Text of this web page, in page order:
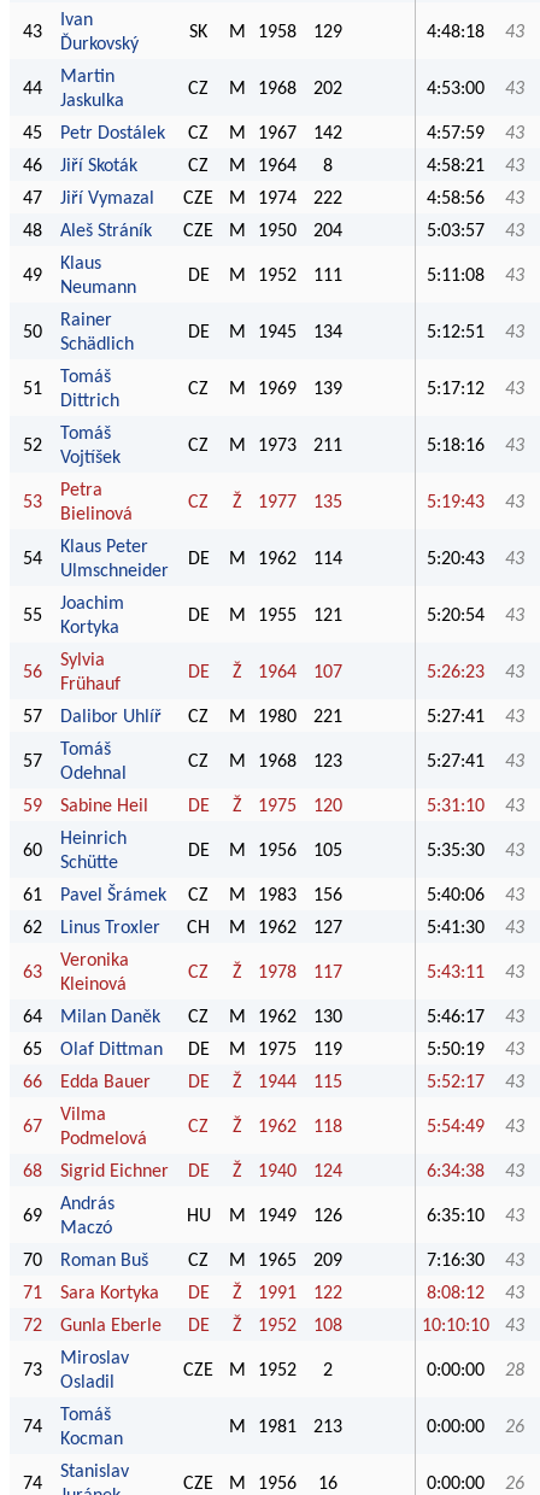
43
Ivan
Ďurkovský
SK M 1958 129 4:48:18 43
44
Martin
Jaskulka
CZ M 1968 202 4:53:00 43
45 Petr Dostálek CZ M 1967 142 4:57:59
43
46
Jiří Skoták CZ M 1964 8 4:58:21
43
47
Jiří Vymazal CZE M 1974 222 4:58:56
43
48
Aleš Stráník CZE M 1950 204 5:03:57 43
49
Klaus
Neumann
DE M 1952 111 5:11:08 43
50
Rainer
Schädlich
DE M 1945 134 5:12:51 43
51
Tomáš
Dittrich
CZ M 1969 139 5:17:12 43
52
Tomáš
Vojtíšek
CZ M 1973 211 5:18:16 43
53
Petra
Bielinová
CZ Ž 1977 135 5:19:43 43
54
Klaus Peter
Ulmschneider
DE M 1962 114 5:20:43 43
55
Joachim
Kortyka
DE M 1955 121 5:20:54 43
56
Sylvia
Frühauf
DE Ž 1964 107 5:26:23 43
57 Dalibor Uhlíř CZ M 1980 221 5:27:41 43
57
Tomáš
Odehnal
CZ M 1968 123 5:27:41 43
59 Sabine Heil DE Ž 1975 120 5:31:10 43
60
Heinrich
Schütte
DE M 1956 105 5:35:30 43
61 Pavel Šrámek CZ M 1983 156 5:40:06
43
62
Linus Troxler CH M 1962 127 5:41:30 43
63
Veronika
Kleinová
CZ Ž 1978 117 5:43:11 43
64 Milan Daněk CZ M 1962 130 5:46:17
43
65
Olaf Dittman DE M 1975 119 5:50:19
43
66
Edda Bauer DE Ž 1944 115 5:52:17 43
67
Vilma
Podmelová
CZ Ž 1962 118 5:54:49 43
68 Sigrid Eichner DE Ž 1940 124 6:34:38 43
69
András
Maczó
HU M 1949 126 6:35:10 43
70 Roman Buš CZ M 1965 209 7:16:30
43
71
Sara Kortyka DE Ž 1991 122 8:08:12
43
72
Gunla Eberle DE Ž 1952 108 10:10:10 43
73
Miroslav
Osladil
CZE M 1952 2 0:00:00 28
74
Tomáš
Kocman
M 1981 213 0:00:00 26
74
Stanislav
CZE M 1956 16 0:00:00 26